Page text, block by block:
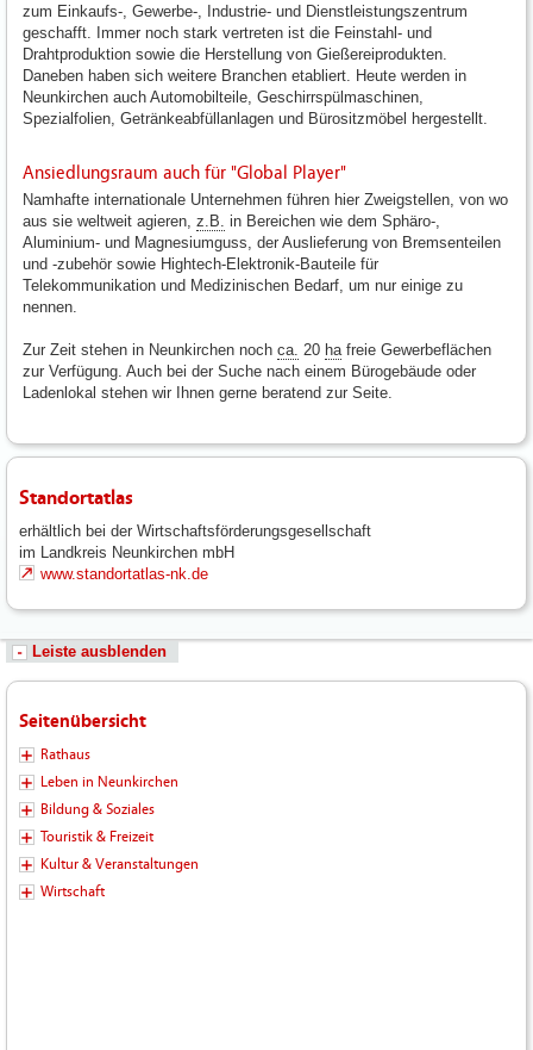
zum Einkaufs-, Gewerbe-, Industrie- und Dienstleistungszentrum
geschafft. Immer noch stark vertreten ist die Feinstahl- und
Drahtproduktion sowie die Herstellung von Gießereiprodukten.
Daneben haben sich weitere Branchen etabliert. Heute werden in
Neunkirchen auch Automobilteile, Geschirrspülmaschinen,
Spezialfolien, Getränkeabfüllanlagen und Bürositzmöbel hergestellt.
Ansiedlungsraum auch für "Global Player"
Namhafte internationale Unternehmen führen hier Zweigstellen, von wo
aus sie weltweit agieren, z.B. in Bereichen wie dem Sphäro-,
Aluminium- und Magnesiumguss, der Auslieferung von Bremsenteilen
und -zubehör sowie Hightech-Elektronik-Bauteile für
Telekommunikation und Medizinischen Bedarf, um nur einige zu
nennen.
Zur Zeit stehen in Neunkirchen noch ca. 20 ha freie Gewerbeflächen
zur Verfügung. Auch bei der Suche nach einem Bürogebäude oder
Ladenlokal stehen wir Ihnen gerne beratend zur Seite.
Standortatlas
erhältlich bei der Wirtschaftsförderungsgesellschaft
im Landkreis Neunkirchen mbH
www.standortatlas-nk.de
Leiste ausblenden
Seitenübersicht
Rathaus
Leben in Neunkirchen
Bildung & Soziales
Touristik & Freizeit
Kultur & Veranstaltungen
Wirtschaft